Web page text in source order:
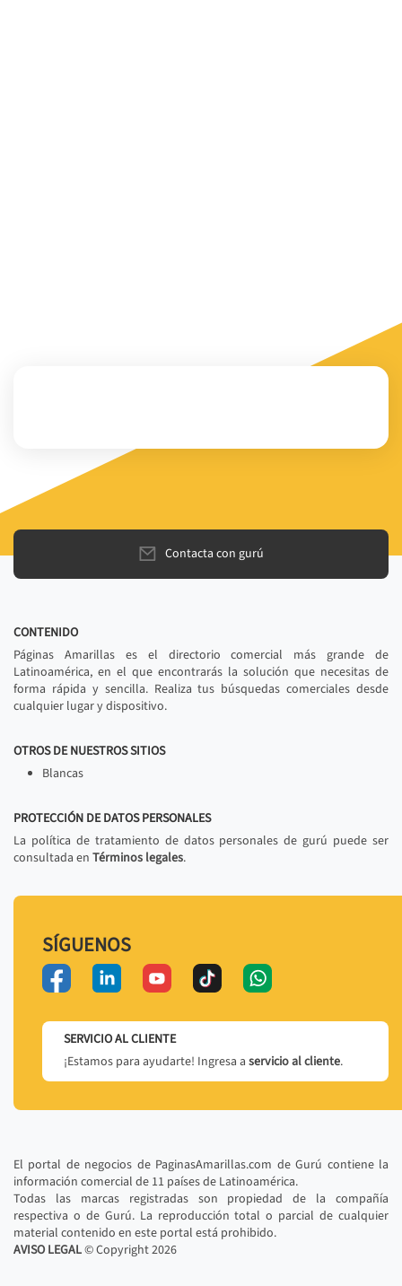
Contacta con gurú
CONTENIDO
Páginas Amarillas es el directorio comercial más grande de
Latinoamérica, en el que encontrarás la solución que necesitas de
forma rápida y sencilla. Realiza tus búsquedas comerciales desde
cualquier lugar y dispositivo.
OTROS DE NUESTROS SITIOS
Blancas
PROTECCIÓN DE DATOS PERSONALES
La política de tratamiento de datos personales de gurú puede ser
consultada en Términos legales.
SÍGUENOS
SERVICIO AL CLIENTE
¡Estamos para ayudarte! Ingresa a servicio al cliente.
El portal de negocios de PaginasAmarillas.com de Gurú contiene la
información comercial de 11 países de Latinoamérica.
Todas las marcas registradas son propiedad de la compañía
respectiva o de Gurú. La reproducción total o parcial de cualquier
material contenido en este portal está prohibido.
AVISO LEGAL© Copyright2026